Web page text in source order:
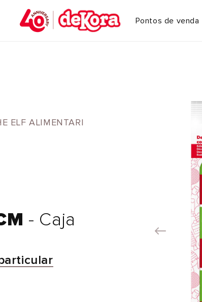
Pontos de venda
ELF ALIMENTARI
- Caja